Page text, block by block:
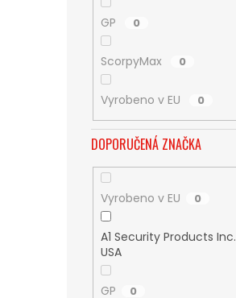
GP 0
ScorpyMax 0
Vyrobeno v EU 0
DOPORUČENÁ ZNAČKA
Vyrobeno v EU 0
A1 Security Products Inc.
USA
GP 0